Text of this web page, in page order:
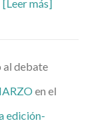
[Leer más]
al debate
en el
edición-